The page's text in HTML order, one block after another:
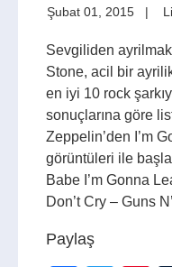
Şubat 01, 2015
Sevgiliden
Stone, acil bir
en iyi 10 rock
sonuçlarına göre
Zeppelin’den I’m
görüntüleri ile
Babe I’m Gonna
Don’t Cry – Guns
Paylaş